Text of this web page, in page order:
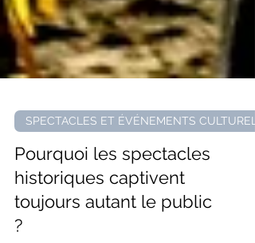
SPECTACLES ET ÉVÉNEMENTS
Pourquoi les spectacles
historiques captivent
toujours autant le public